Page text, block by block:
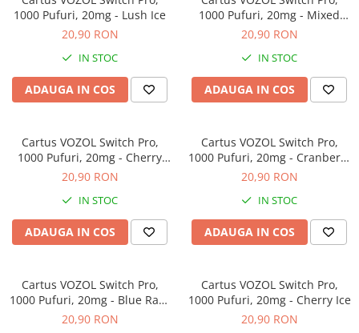
1000 Pufuri, 20mg - Lush Ice
20,90 RON
IN STOC
ADAUGA IN COS
1000 Pufuri, 20mg - Mixed
Berries
20,90 RON
IN STOC
ADAUGA IN COS
Cartus VOZOL Switch Pro,
1000 Pufuri, 20mg - Cherry
Cola
20,90 RON
IN STOC
ADAUGA IN COS
Cartus VOZOL Switch Pro,
1000 Pufuri, 20mg - Cranberry
Ice
20,90 RON
IN STOC
ADAUGA IN COS
Cartus VOZOL Switch Pro,
1000 Pufuri, 20mg - Blue Razz
Ice
20,90 RON
Cartus VOZOL Switch Pro,
1000 Pufuri, 20mg - Cherry Ice
20,90 RON